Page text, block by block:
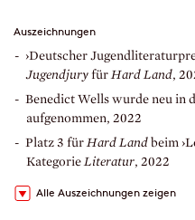
Auszeichnungen
›Deutscher
Jugendjuryfür Hard Land,
Benedict Wells wurde neu in
aufgenommen, 2022
Platz 3 für Hard Land beim
Kategorie Literatur, 2022
Alle Auszeichnungen zeigen